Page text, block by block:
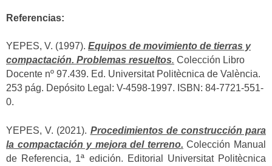
Referencias:
YEPES, V. (1997). Equipos de movimiento de tierras y
compactación. Problemas resueltos. Colección Libro
Docente nº 97.439. Ed. Universitat Politècnica de València.
253 pág. Depósito Legal: V-4598-1997. ISBN: 84-7721-551-
0.
YEPES, V. (2021). Procedimientos de construcción para
la compactación y mejora del terreno. Colección Manual
de Referencia, 1ª edición. Editorial Universitat Politècnica